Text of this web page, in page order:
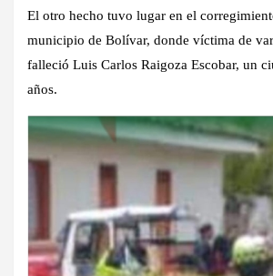
El otro hecho tuvo lugar en el
municipio de Bolívar, donde víctima de
falleció Luis Carlos Raigoza Escobar, un
años.